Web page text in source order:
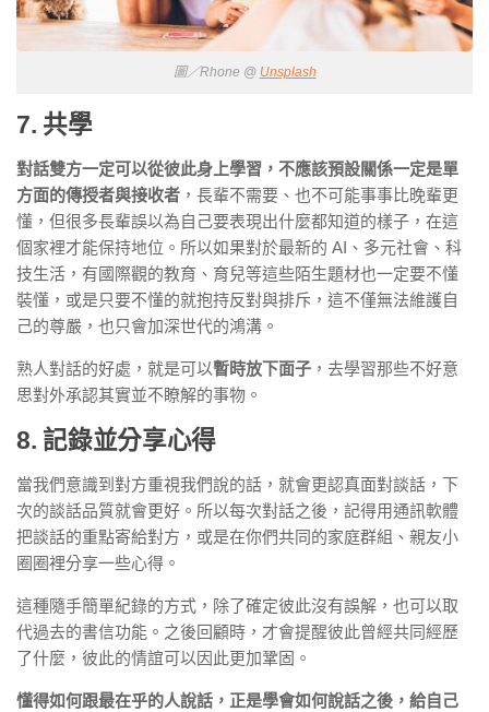
圖／Rhone @ Unsplash
7. 共學
對話雙方一定可以從彼此身上學習，不應該預設關係一定是單
方面的傳授者與接收者 ，長輩不需要、也不可能事事比晚輩更
懂，但很多長輩誤以為自己要表現出什麼都知道的樣子，在這
個家裡才能保持地位。所以如果對於最新的 AI、多元社會、科
技生活，有國際觀的教育、育兒等這些陌生題材也一定要不懂
裝懂，或是只要不懂的就抱持反對與排斥，這不僅無法維護自
己的尊嚴，也只會加深世代的鴻溝。
熟人對話的好處，就是可以暫時放下面子 ，去學習那些不好意
思對外承認其實並不瞭解的事物。
8. 記錄並分享心得
當我們意識到對方重視我們說的話，就會更認真面對談話，下
次的談話品質就會更好。所以每次對話之後，記得用通訊軟體
把談話的重點寄給對方，或是在你們共同的家庭群組、親友小
圈圈裡分享一些心得。
這種隨手簡單紀錄的方式，除了確定彼此沒有誤解，也可以取
代過去的書信功能。之後回顧時，才會提醒彼此曾經共同經歷
了什麼，彼此的情誼可以因此更加鞏固。
懂得如何跟最在乎的人說話，正是學會如何說話之後，給自己